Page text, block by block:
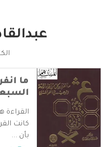
ما
القراءة
كانت
بأن ...